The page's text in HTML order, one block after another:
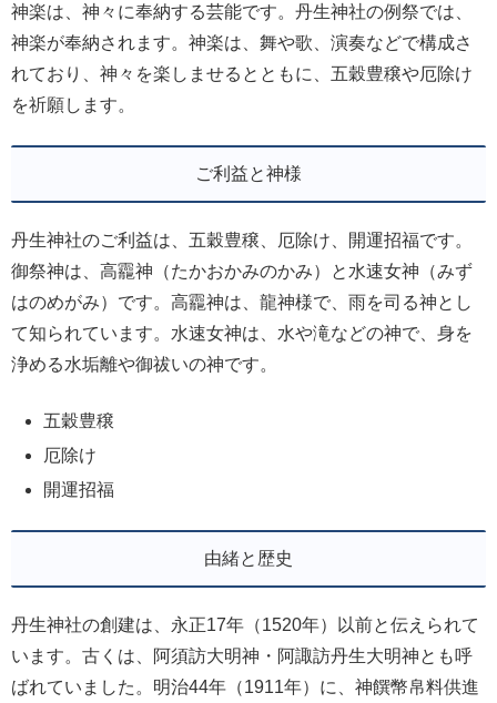
神楽は、神々に奉納する芸能です。丹生神社の例祭では、
神楽が奉納されます。神楽は、舞や歌、演奏などで構成さ
れており、神々を楽しませるとともに、五穀豊穣や厄除け
を祈願します。
ご利益と神様
丹生神社のご利益は、五穀豊穣、厄除け、開運招福です。
御祭神は、高龗神（たかおかみのかみ）と水速女神（みず
はのめがみ）です。高龗神は、龍神様で、雨を司る神とし
て知られています。水速女神は、水や滝などの神で、身を
浄める水垢離や御祓いの神です。
五穀豊穣
厄除け
開運招福
由緒と歴史
丹生神社の創建は、永正17年（1520年）以前と伝えられて
います。古くは、阿須訪大明神・阿諏訪丹生大明神とも呼
ばれていました。明治44年（1911年）に、神饌幣帛料供進